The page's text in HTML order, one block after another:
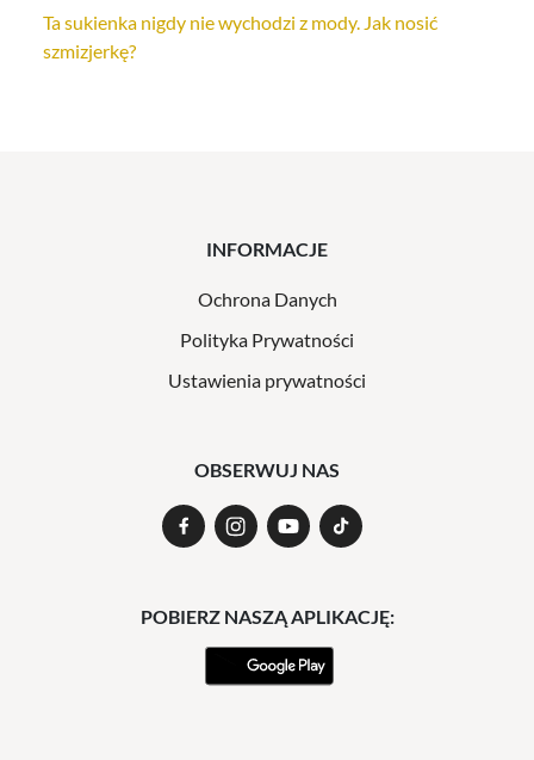
Ta sukienka nigdy nie wychodzi z mody. Jak nosić
szmizjerkę?
INFORMACJE
Ochrona Danych
Polityka Prywatności
Ustawienia prywatności
OBSERWUJ NAS
POBIERZ NASZĄ APLIKACJĘ: